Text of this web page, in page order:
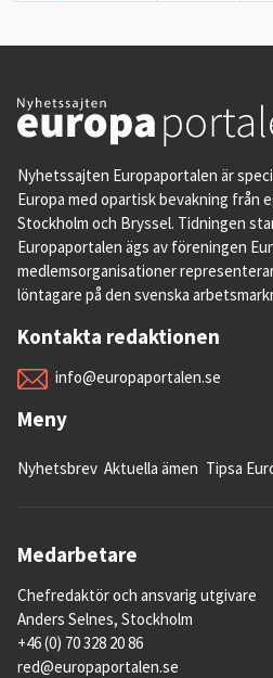
Nyhetssajten Europaportalen är
Europa med opartisk bevakning från
Stockholm och Bryssel. Tidningen
Europaportalen ägs av föreningen
medlemsorganisationer
löntagare på den svenska
Kontakta redaktionen
info@europaportalen.se
Meny
Nyhetsbrev Aktuella ämen Tipsa
Medarbetare
Chefredaktör och ansvarig utgivare
Anders Selnes, Stockholm
+46 (0) 70 328 20 86
red@europaportalen.se